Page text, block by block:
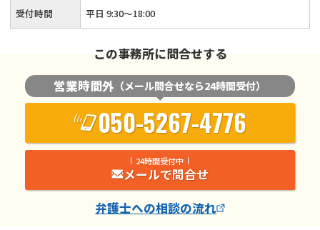
受付時間 平日 9:30～18:00
この事務所に問合せする
営業時間外 （メール問合せなら24時間受付）
050-5267-4776
24時間受付中
メールで問合せ
弁護士への相談の流れ